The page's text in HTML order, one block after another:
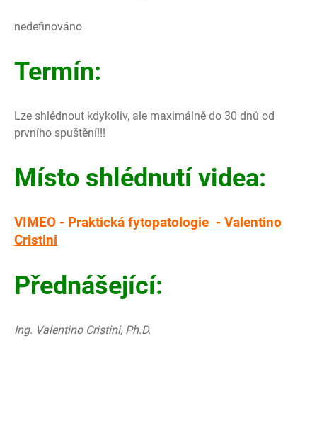
nedefinováno
Termín:
Lze shlédnout kdykoliv, ale maximálně do 30 dnů od
prvního spuštění!!!
Místo shlédnutí videa:
VIMEO - Praktická fytopatologie - Valentino
Cristini
Přednášející:
Ing. Valentino Cristini, Ph.D.